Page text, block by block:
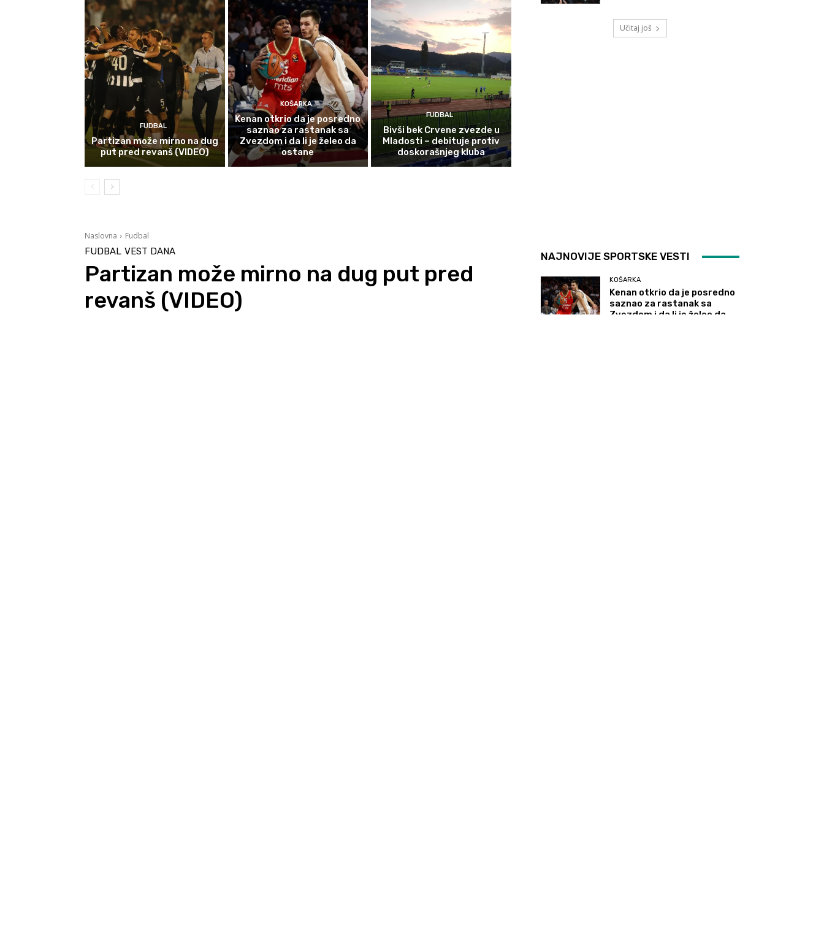
FUDBAL
Partizan može mirno na dug
put pred revanš (VIDEO)
KOŠARKA
Kenan otkrio da je posredno
saznao za rastanak sa
Zvezdom i da li je želeo da
ostane
FUDBAL
Bivši bek Crvene zvezde u
Mladosti – debituje protiv
doskorašnjeg kluba
Učitaj još